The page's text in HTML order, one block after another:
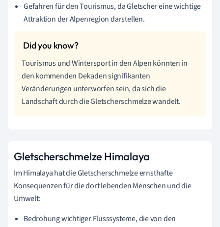
Gefahren für den Tourismus, da Gletscher eine wichtige
Attraktion der Alpenregion darstellen.
Tourismus und Wintersport in den Alpen könnten in
den kommenden Dekaden signifikanten
Veränderungen unterworfen sein, da sich die
Landschaft durch die Gletscherschmelze wandelt.
Gletscherschmelze Himalaya
Im Himalaya hat die Gletscherschmelze ernsthafte
Konsequenzen für die dort lebenden Menschen und die
Umwelt:
Bedrohung wichtiger Flusssysteme, die von den